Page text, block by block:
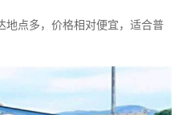
点多，价格相对便宜，适合普